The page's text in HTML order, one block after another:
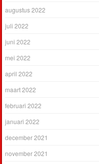
augustus 2022
juli 2022
juni 2022
mei 2022
april 2022
maart 2022
februari 2022
januari 2022
december 2021
november 2021